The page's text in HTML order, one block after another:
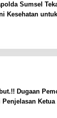
Sumsel
Kesehatan
Dugaan
Penjelasan